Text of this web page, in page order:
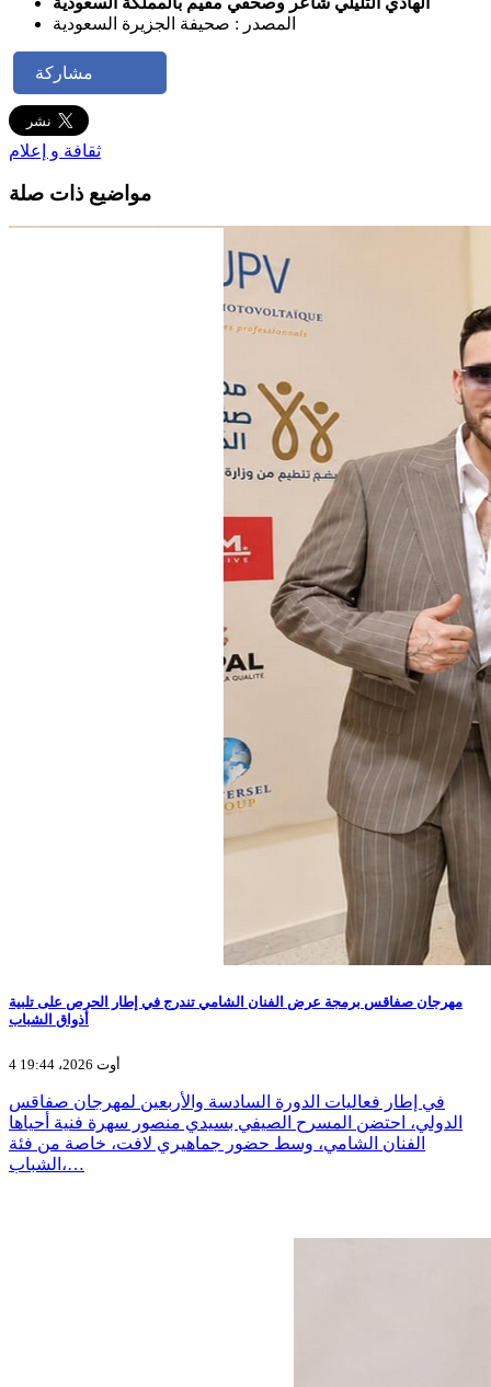
المصدر : صحيفة الجزيرة السعودية
مشاركة
ثقافة و إعلام
مواضيع ذات صلة
مهرجان صفاقس برمجة عرض الفنان الشامي تندرج في إطار الحرص على تلبية
أذواق الشباب
4 أوت 2026، 19:44
في إطار فعاليات الدورة السادسة والأربعين لمهرجان صفاقس
الدولي، احتضن المسرح الصيفي بسيدي منصور سهرة فنية أحياها
الفنان الشامي، وسط حضور جماهيري لافت، خاصة من فئة
الشباب،…